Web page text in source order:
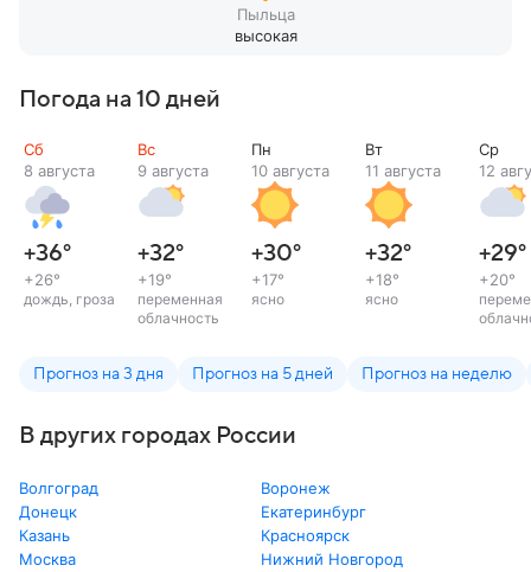
Пыльца
высокая
Погода на 10 дней
Сб
8 августа
+36°
+26°
дождь, гроза
Вс
9 августа
+32°
+19°
переменная
облачность
Пн
10 августа
+30°
+17°
ясно
Вт
11 августа
+32°
+18°
ясно
Ср
12
+29°
+20°
Прогноз на 3 дня Прогноз на 5 дней Прогноз на неделю
В других городах России
Волгоград
Воронеж
Донецк
Екатеринбург
Казань
Красноярск
Москва
Нижний Новгород